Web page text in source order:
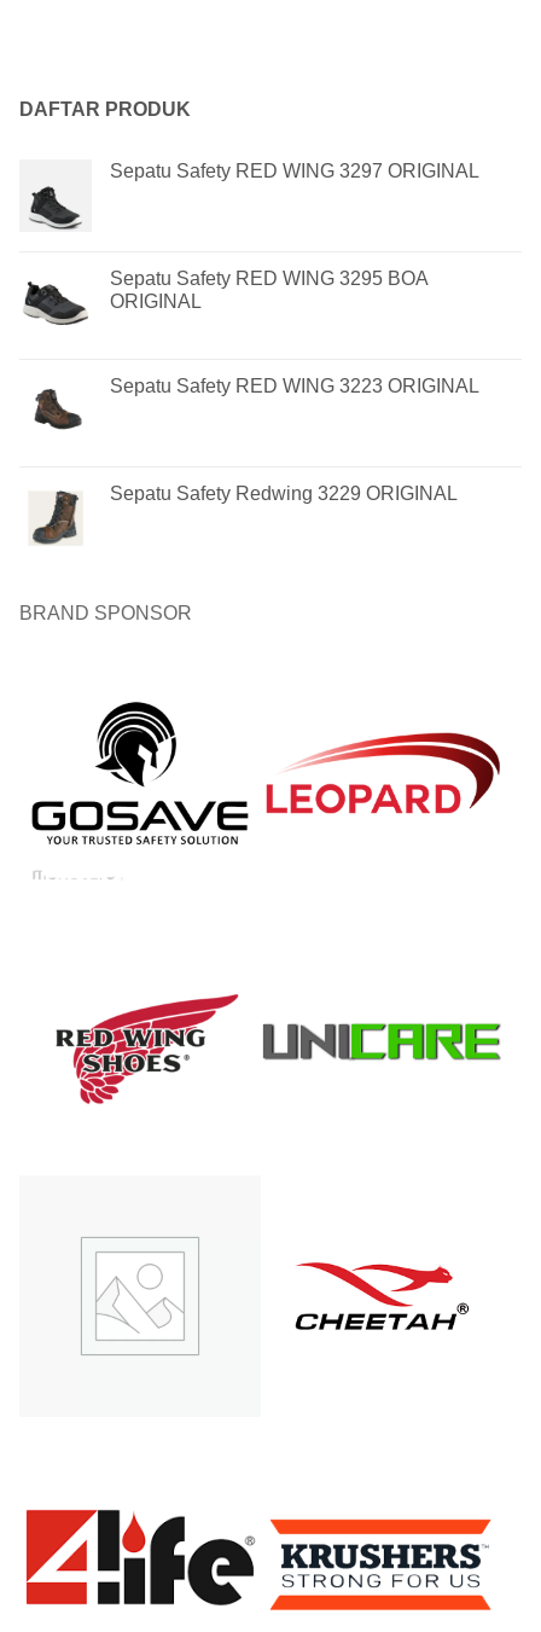
DAFTAR PRODUK
Sepatu Safety RED WING 3297 ORIGINAL
Sepatu Safety RED WING 3295 BOA
ORIGINAL
Sepatu Safety RED WING 3223 ORIGINAL
Sepatu Safety Redwing 3229 ORIGINAL
BRAND SPONSOR